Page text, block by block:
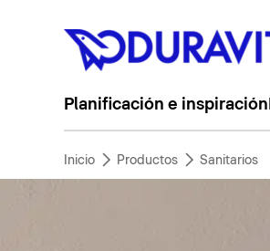
Planificación e inspiración
Inicio Productos Sanitarios